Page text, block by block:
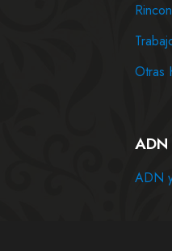
Otras
ADN